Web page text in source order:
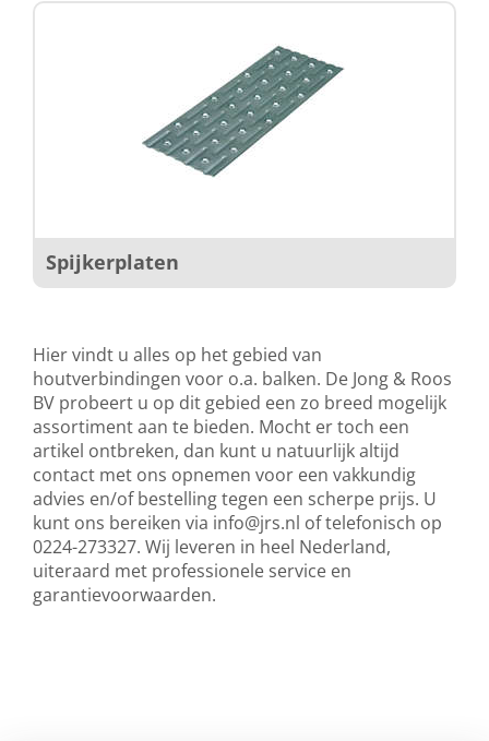
Spijkerplaten
Hier vindt u alles op het gebied van
houtverbindingen voor o.a. balken. De Jong & Roos
BV probeert u op dit gebied een zo breed mogelijk
assortiment aan te bieden. Mocht er toch een
artikel ontbreken, dan kunt u natuurlijk altijd
contact met ons opnemen voor een vakkundig
advies en/of bestelling tegen een scherpe prijs. U
kunt ons bereiken via info@jrs.nl of telefonisch op
0224-273327. Wij leveren in heel Nederland,
uiteraard met professionele service en
garantievoorwaarden.